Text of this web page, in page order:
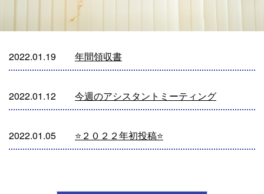
2022.01.19 年間領収書
2022.01.12 今週のアシスタントミーティング
2022.01.05 ⭐️２０２２年初投稿⭐️